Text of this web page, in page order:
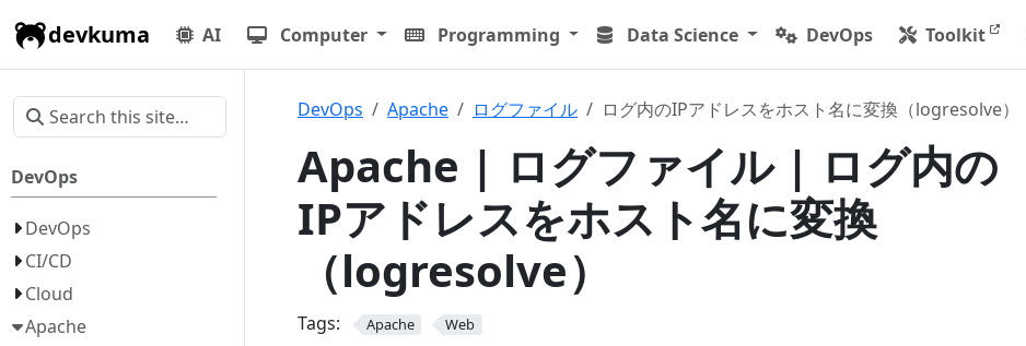
devkuma AI Computer Programming Data Science DevOps Toolkit
DevOps
DevOps
CI/CD
Cloud
Apache
DevOps Apache ログファイル ログ内のIPアドレスをホスト名に変換（logresolve）
Apache | ログファイル | ログ内の
IPアドレスをホスト名に変換
（logresolve）
Tags: Apache Web